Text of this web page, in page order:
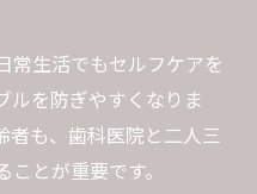
常生活でもセルフケアを
ルを防ぎやすくなりま
者も、歯科医院と二人三
とが重要です。